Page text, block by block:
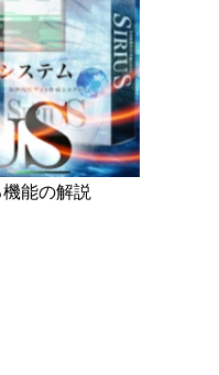
能の解説